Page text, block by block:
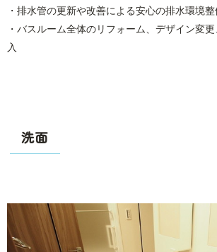
・排水管の更新や改善による安心の排水環境
・バスルーム全体のリフォーム、デザイン変
入
洗面